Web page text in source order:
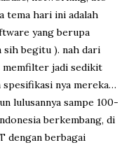
tema hari ini adalah
yang berupa
sih begitu ). nah dari
memfilter jadi sedikit
spesifikasi nya mereka…
lulusannya sampe 100-
berkembang, di
dengan berbagai